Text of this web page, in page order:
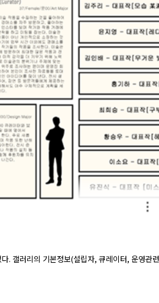
. 갤러리의 기본정보(설립자, 큐레이터, 운영관